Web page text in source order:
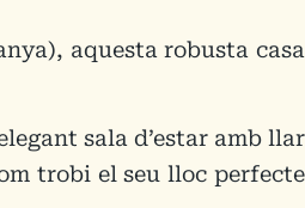
aquesta robusta casa
sala d’estar amb llar
trobi el seu lloc perfecte